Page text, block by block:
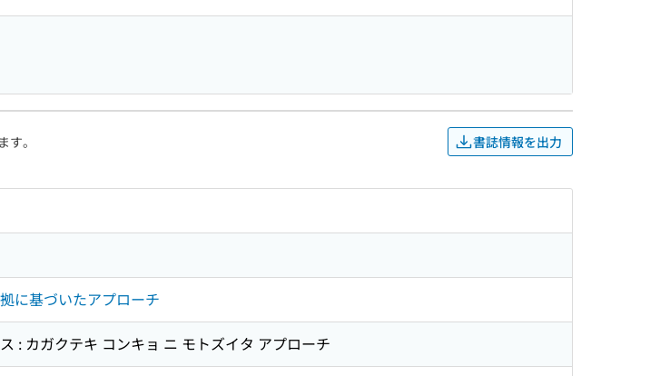
。 書誌情報を出力
に基づいたアプローチ
: カガクテキ コンキョ ニ モトズイタ アプローチ